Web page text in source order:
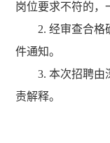
岗位要求不符的，
2. 经审查合格
件通知。
3. 本次招聘由
责解释。